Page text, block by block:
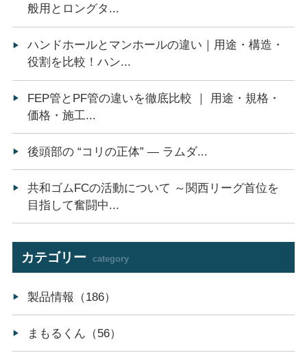
般用とロングタ...
ハンドホールとマンホールの違い｜用途・構造・
役割を比較！ハン...
FEP管とPF管の違いを徹底比較 ｜ 用途・規格・
価格・施工...
後頭部の “コリの正体” ― ラムダ...
共和ゴムFCの活動について ～関西リーグ首位を
目指して奮闘中...
カテゴリー category
製品情報（186）
まもるくん（56）